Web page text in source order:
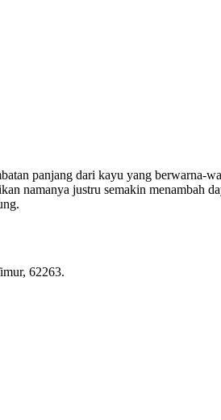
panjang dari kayu yang berwarna-
namanya justru semakin menambah
62263.